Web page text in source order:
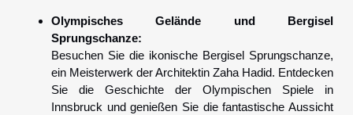
Olympisches Gelände und Bergisel
Sprungschanze:
Besuchen Sie die ikonische Bergisel Sprungschanze,
ein Meisterwerk der Architektin Zaha Hadid. Entdecken
Sie die Geschichte der Olympischen Spiele in
Innsbruck und genießen Sie die fantastische Aussicht